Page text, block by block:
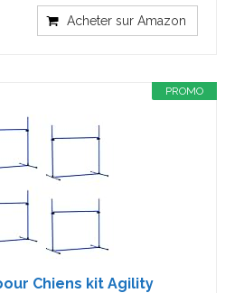
Acheter sur Amazon
PROMO
Chiens kit Agility